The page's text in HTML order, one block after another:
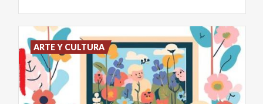
ARTE Y CULTURA